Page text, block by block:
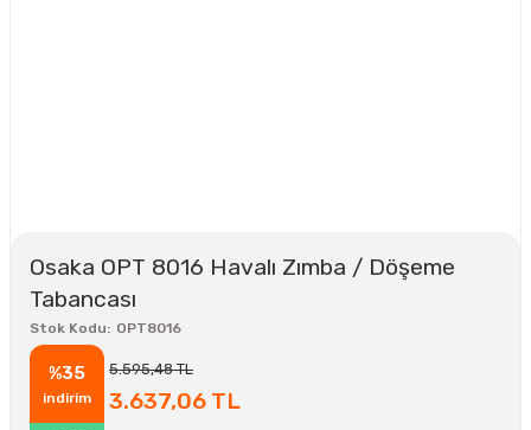
Osaka OPT 8016 Havalı Zımba / Döşeme
Tabancası
Stok Kodu OPT8016
%35
indirim
5.595,48 TL
3.637,06 TL